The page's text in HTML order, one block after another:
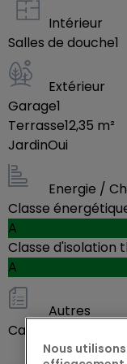
N'attendez plus
exceptionnelle
paisible et
Intérieur
Salles de douche1
Extérieur
Garage1
Terrasse12,35 m²
JardinOui
Energie /
Classe
A
Classe d'isolation
A
Autres
Cave
Nous